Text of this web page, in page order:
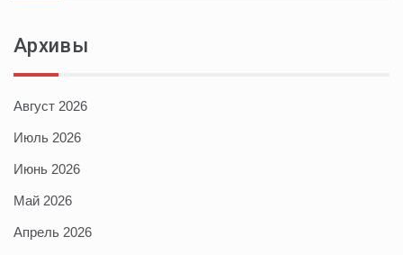
Архивы
Август 2026
Июль 2026
Июнь 2026
Май 2026
Апрель 2026